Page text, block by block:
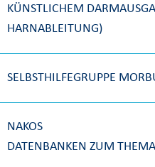
KÜNSTLICHEM
HARNABLEITUNG)
SELBSTHILFEGRUPPE
NAKOS
DATENBANKEN ZUM